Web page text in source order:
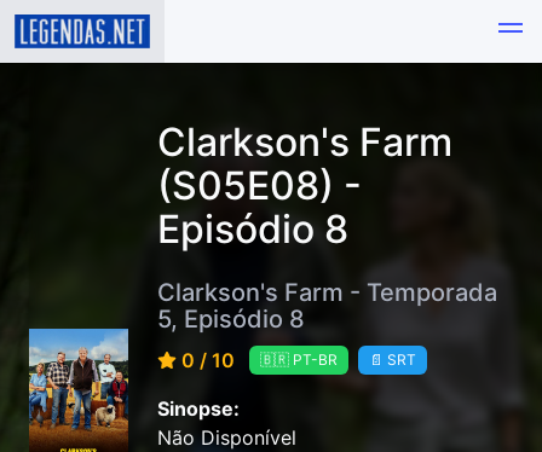
Clarkson's Farm
(S05E08) -
Episódio 8
Clarkson's Farm - Temporada
5, Episódio 8
0 / 10 🇧🇷 PT-BR 📄 SRT
Sinopse:
Não Disponível